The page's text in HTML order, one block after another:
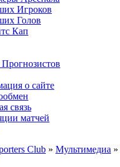
Игроков
Голов
Кап
о сайте
связь
матчей
Club » Мультимедиа »